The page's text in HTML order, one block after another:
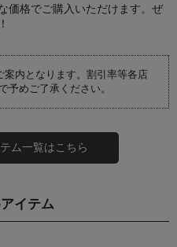
価格でご購入いただけます。ぜ
案内となります。割引率等各店
予めご了承ください。
ム一覧はこちら
イテム